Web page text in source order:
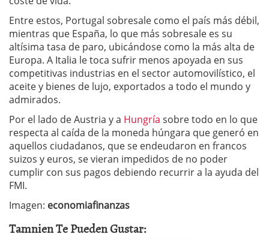
Entre estos, Portugal sobresale como el país más débil,
mientras que España, lo que más sobresale es su
altísima tasa de paro, ubicándose como la más alta de
Europa. A Italia le toca sufrir menos apoyada en sus
competitivas industrias en el sector automovilístico, el
aceite y bienes de lujo, exportados a todo el mundo y
admirados.
Por el lado de Austria y a Hungría sobre todo en lo que
respecta al caída de la moneda húngara que generó en
aquellos ciudadanos, que se endeudaron en francos
suizos y euros, se vieran impedidos de no poder
cumplir con sus pagos debiendo recurrir a la ayuda del
FMI.
Imagen: economiafinanzas
Tamnien Te Pueden Gustar: